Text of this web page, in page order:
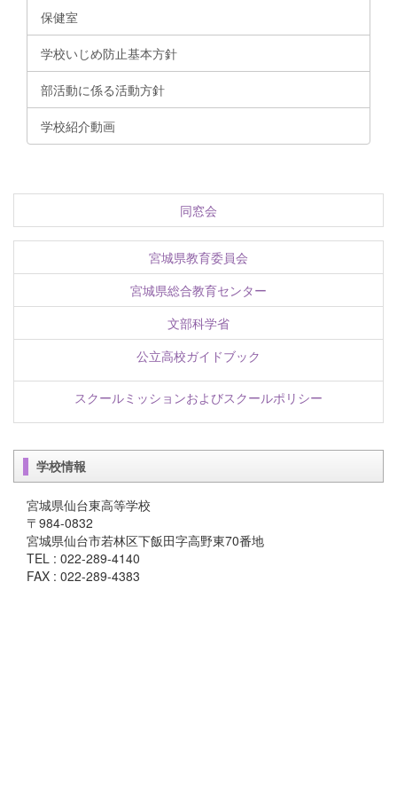
保健室
学校いじめ防止基本方針
部活動に係る活動方針
学校紹介動画
同窓会
宮城県教育委員会
宮城県総合教育センター
文部科学省
公立高校ガイドブック
スクールミッションおよびスクールポリシー
学校情報
宮城県仙台東高等学校
〒984-0832
宮城県仙台市若林区下飯田字高野東70番地
TEL : 022-289-4140
FAX : 022-289-4383